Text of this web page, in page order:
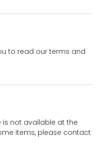
to read our terms and
is not available at the
items, please contact